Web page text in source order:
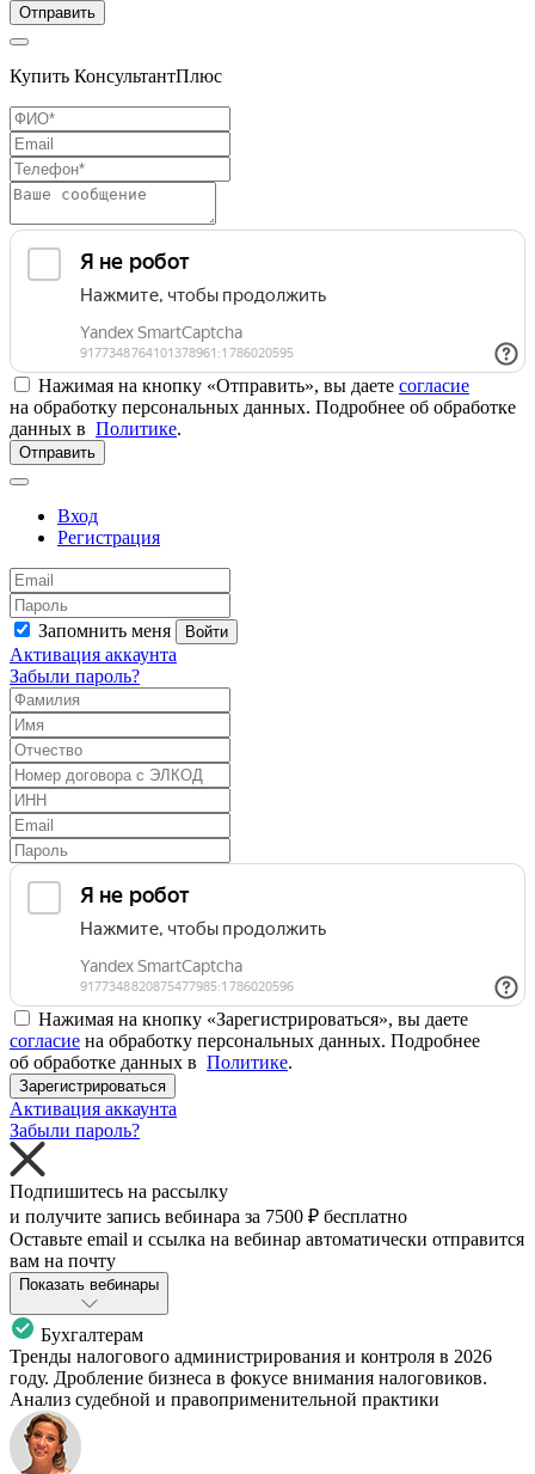
Отправить
Купить КонсультантПлюс
Нажимая на кнопку «Отправить», вы даете согласие
на обработку персональных данных. Подробнее об обработке
данных в Политике.
Отправить
Вход
Регистрация
Запомнить меня Войти
Активация аккаунта
Забыли пароль?
Нажимая на кнопку «Зарегистрироваться», вы даете
согласие на обработку персональных данных. Подробнее
об обработке данных в Политике.
Зарегистрироваться
Активация аккаунта
Забыли пароль?
Подпишитесь на рассылку
и получите запись вебинара за 7500 ₽ бесплатно
Оставьте email и ссылка на вебинар автоматически отправится
вам на почту
Показать вебинары
Бухгалтерам
Тренды налогового администрирования и контроля в 2026
году. Дробление бизнеса в фокусе внимания налоговиков.
Анализ судебной и правоприменительной практики